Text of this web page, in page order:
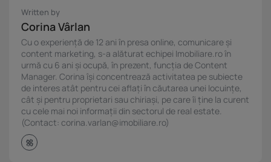
Written by
Corina Vârlan
Cu o experiență de 12 ani în presa online, comunicare și
content marketing, s-a alăturat echipei Imobiliare.ro în
urmă cu 6 ani și ocupă, în prezent, funcția de Content
Manager. Corina își concentrează activitatea pe subiecte
de interes atât pentru cei aflați în căutarea unei locuințe,
cât și pentru proprietari sau chiriași, pe care îi ține la curent
cu cele mai noi informații din sectorul de real estate.
(Contact: corina.varlan@imobiliare.ro)